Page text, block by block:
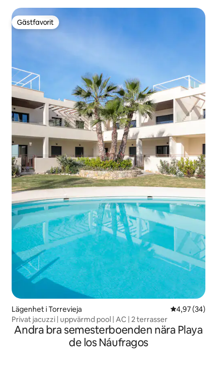
Gästfavorit
Gästfavorit
Lägenhet i Torrevieja 4,97 av 5 i
4,97 (34)
Privat jacuzzi | uppvärmd pool | AC | 2 terrasser
Andra bra semesterboenden nära Playa
de los Náufragos